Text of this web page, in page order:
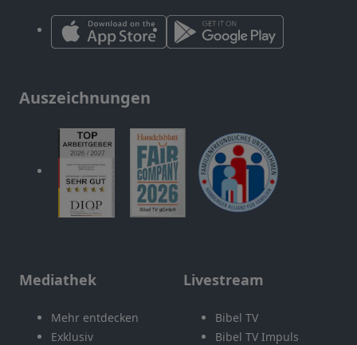
Auszeichnungen
Mediathek
Mehr entdecken
Exklusiv
Livestream
Bibel TV
Bibel TV Impuls